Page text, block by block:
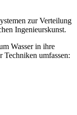
zur Verteilung
Ingenieurskunst.
Wasser in ihre
Techniken umfassen: